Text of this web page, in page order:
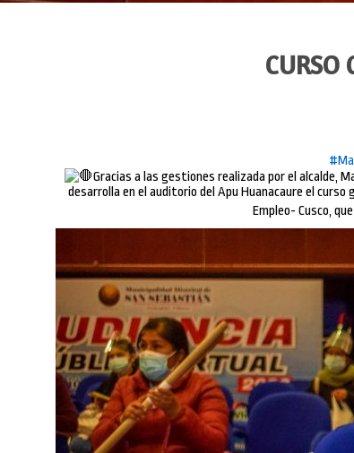
CURSO
Gracias a las gestiones realizada por el alcalde,
desarrolla en el auditorio del Apu Huanacaure el curso
Empleo- Cusco,